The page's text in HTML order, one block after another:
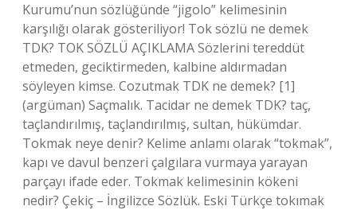
Kurumu’nun sözlüğünde “jigolo” kelimesinin
karşılığı olarak gösteriliyor! Tok sözlü ne demek
TDK? TOK SÖZLÜ AÇIKLAMA Sözlerini tereddüt
etmeden, geciktirmeden, kalbine aldırmadan
söyleyen kimse. Cozutmak TDK ne demek? [1]
(argüman) Saçmalık. Tacidar ne demek TDK? taç,
taçlandırılmış, taçlandırılmış, sultan, hükümdar.
Tokmak neye denir? Kelime anlamı olarak “tokmak”,
kapı ve davul benzeri çalgılara vurmaya yarayan
parçayı ifade eder. Tokmak kelimesinin kökeni
nedir? Çekiç – İngilizce Sözlük. Eski Türkçe tokımak